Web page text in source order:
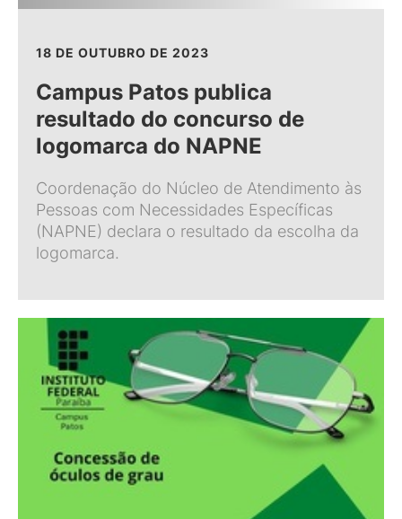
18 DE OUTUBRO DE 2023
Campus Patos publica
resultado do concurso de
logomarca do NAPNE
Coordenação do Núcleo de Atendimento às
Pessoas com Necessidades Específicas
(NAPNE) declara o resultado da escolha da
logomarca.